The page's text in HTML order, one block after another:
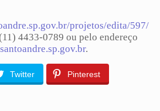
projetos/edita/597/
4433-0789 ou pelo endereço
.
Twitter Pinterest